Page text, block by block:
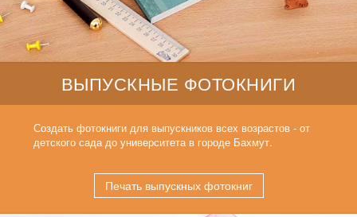
ВЫПУСКНЫЕ ФОТОКНИГИ
Создать фотокниги для выпускников всех возрастов - от
детского сада до университета в городе Бахмут.
Печать выпускных фотокниг